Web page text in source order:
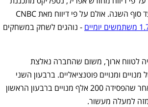
למעלה מעשור.